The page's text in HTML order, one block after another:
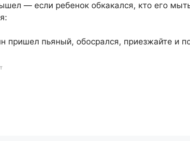
— если ребенок обкакался, кто его
пьяный, обосрался, приезжайте и